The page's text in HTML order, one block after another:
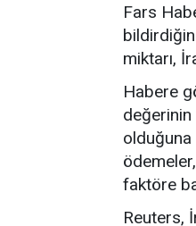
Fars
miktarı,
Habere
değerinin
olduğuna
faktöre
Reuters,